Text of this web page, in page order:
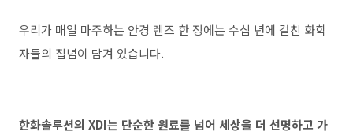
우리가 매일 마주하는 안경 렌즈 한 장에는 수십 년에 걸친 화학
자들의 집념이 담겨 있습니다.
한화솔루션의 XDI는 단순한 원료를 넘어 세상을 더 선명하고 가